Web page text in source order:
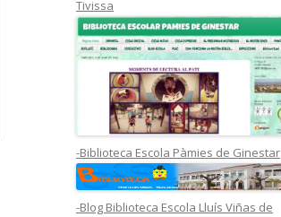
Tivissa
-Biblioteca Escola Pàmies de Ginestar
-Blog Biblioteca Escola Lluís Viñas de